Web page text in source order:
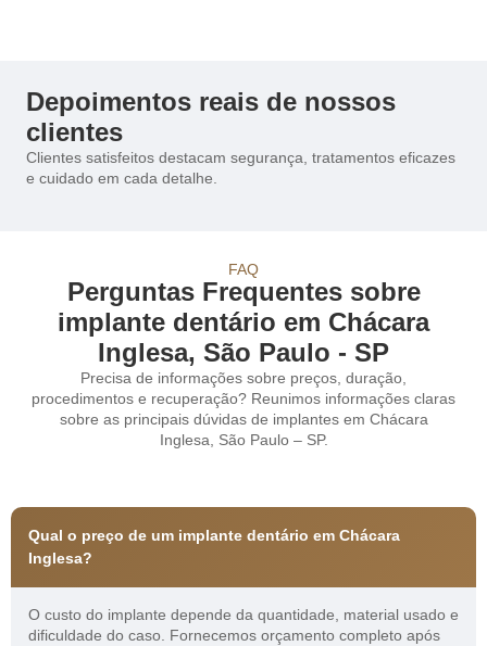
Depoimentos reais de nossos
clientes
Clientes satisfeitos destacam segurança, tratamentos eficazes
e cuidado em cada detalhe.
FAQ
Perguntas Frequentes sobre
implante dentário em Chácara
Inglesa, São Paulo - SP
Precisa de informações sobre preços, duração,
procedimentos e recuperação? Reunimos informações claras
sobre as principais dúvidas de implantes em Chácara
Inglesa, São Paulo – SP.
Qual o preço de um implante dentário em Chácara
Inglesa?
O custo do implante depende da quantidade, material usado e
dificuldade do caso. Fornecemos orçamento completo após